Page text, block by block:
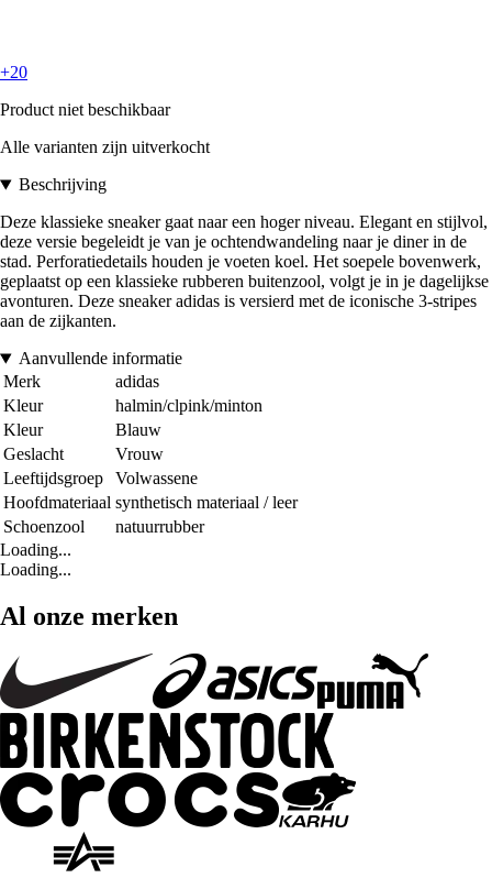
+20
Product niet beschikbaar
Alle varianten zijn uitverkocht
Beschrijving
Deze klassieke sneaker gaat naar een hoger niveau. Elegant en stijlvol,
deze versie begeleidt je van je ochtendwandeling naar je diner in de
stad. Perforatiedetails houden je voeten koel. Het soepele bovenwerk,
geplaatst op een klassieke rubberen buitenzool, volgt je in je dagelijkse
avonturen. Deze sneaker adidas is versierd met de iconische 3-stripes
aan de zijkanten.
Aanvullende informatie
Merk
adidas
Kleur
halmin/clpink/minton
Kleur
Blauw
Geslacht
Vrouw
Leeftijdsgroep
Volwassene
Hoofdmateriaal synthetisch materiaal / leer
Schoenzool
natuurrubber
Loading...
Loading...
Al onze merken